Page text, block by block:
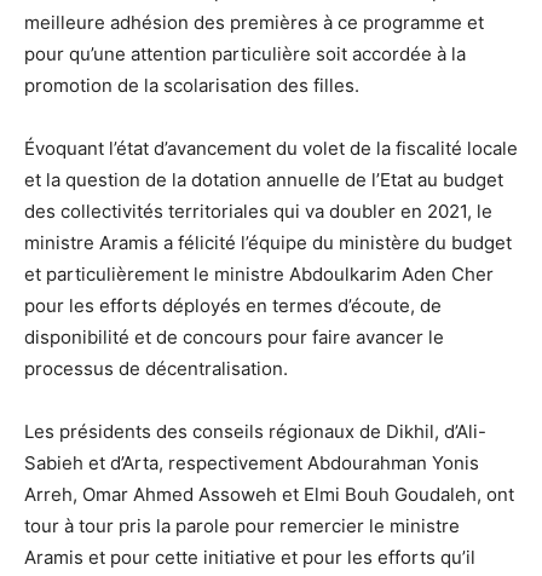
meilleure adhésion des premières à ce programme et
pour qu’une attention particulière soit accordée à la
promotion de la scolarisation des filles.
Évoquant l’état d’avancement du volet de la fiscalité locale
et la question de la dotation annuelle de l’Etat au budget
des collectivités territoriales qui va doubler en 2021, le
ministre Aramis a félicité l’équipe du ministère du budget
et particulièrement le ministre Abdoulkarim Aden Cher
pour les efforts déployés en termes d’écoute, de
disponibilité et de concours pour faire avancer le
processus de décentralisation.
Les présidents des conseils régionaux de Dikhil, d’Ali-
Sabieh et d’Arta, respectivement Abdourahman Yonis
Arreh, Omar Ahmed Assoweh et Elmi Bouh Goudaleh, ont
tour à tour pris la parole pour remercier le ministre
Aramis et pour cette initiative et pour les efforts qu’il